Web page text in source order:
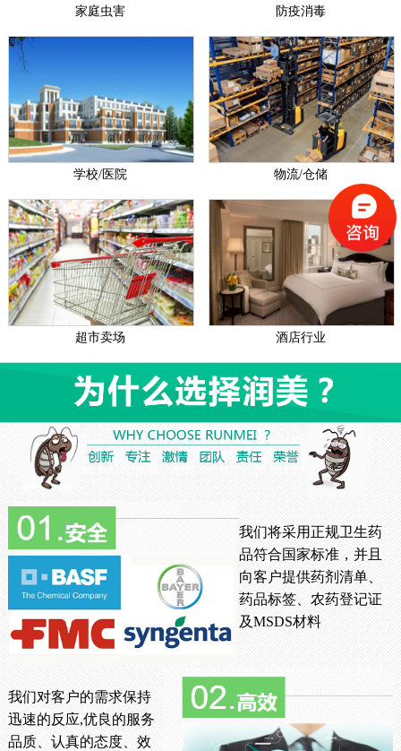
家庭虫害 防疫消毒
学校/医院 物流/仓储
超市卖场 酒店行业
我们将采用正规卫生药
品符合国家标准，并且
向客户提供药剂清单、
药品标签、农药登记证
及MSDS材料
我们对客户的需求保持
迅速的反应,优良的服务
品质、认真的态度、效